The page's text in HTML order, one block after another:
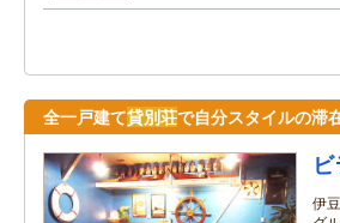
全一戸建て貸別荘で自分スタイルの滞
伊